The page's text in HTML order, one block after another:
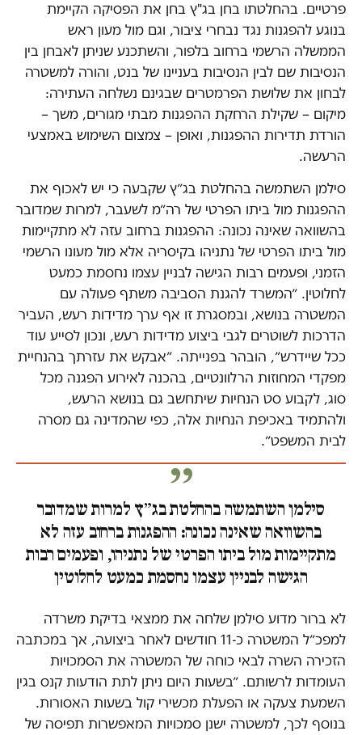
פרטיים. בהחלטתו בחן בג"ץ בחן את הפסיקה הקיימת
בנוגע להפגנות נגד נבחרי ציבור, וגם מול מעון ראש
הממשלה הרשמי ברחוב בלפור, והשתכנע שניתן לאבחן בין
הנסיבות שם לבין הנסיבות בעניינו של בנט, והורה למשטרה
לבחון את שלושת הפרמטרים שבגינם נשלחה העתירה:
מיקום – שקילת הרחקת ההפגנות מבתי מגורים, משך –
הורדת תדירות ההפגנות, ואופן – צמצום השימוש באמצעי
הרעשה.
סילמן השתמשה בהחלטת בג״ץ שקבעה כי יש לאכוף את
ההפגנות מול ביתו הפרטי של רה״מ לשעבר, למרות שמדובר
בהשוואה שאינה נכונה: ההפגנות ברחוב עזה לא מתקיימות
מול ביתו הפרטי של נתניהו בקיסריה אלא מול מעונו הרשמי
הזמני, ופעמים רבות הגישה לבניין עצמו נחסמת כמעט
לחלוטין. ״המשרד להגנת הסביבה משתף פעולה עם
המשטרה בנושא, ובמסגרת זו אף ערך מדידות רעש, העביר
הדרכות לשוטרים לגבי ביצוע מדידות רעש, ונכון לסייע עוד
ככל שיידרש״, הובהר בפנייתה. ״אבקש את עזרתך בהנחיית
מפקדי המחוזות הרלוונטיים, בהכנה לאירוע הפגנה מכל
סוג, לקבוע סט הנחיות שיתחשב גם בנושא הרעש,
ולהתמיד באכיפת הנחיות אלה, כפי שהמדינה גם מסרה
לבית המשפט״.
סילמן השתמשה בהחלטת בג״ץ למרות שמדובר
בהשוואה שאינה נכונה: ההפגנות ברחוב עזה לא
מתקיימות מול ביתו הפרטי של נתניהו, ופעמים רבות
הגישה לבניין עצמו נחסמת כמעט לחלוטין
לא ברור מדוע סילמן שלחה את ממצאי בדיקת משרדה
למפכ״ל המשטרה כ-11 חודשים לאחר ביצועה, אך במכתבה
הזכירה השרה לבאי כוחה של המשטרה את הסמכויות
העומדות לרשותם. ״בשעות היום ניתן לתת הודעות קנס בגין
השמעת צעקה או הפעלת מכשירי קול בשעות האסורות.
בנוסף לכך, למשטרה ישנן סמכויות המאפשרות תפיסה של